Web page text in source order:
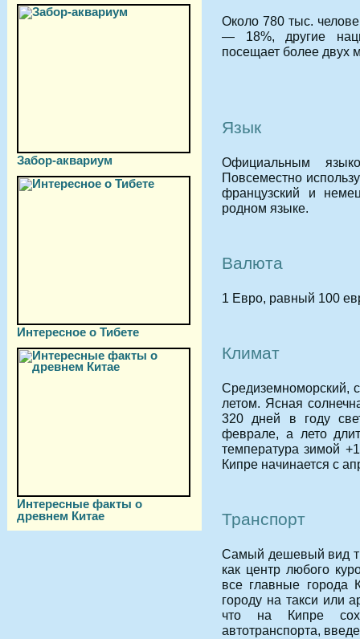
Забор-аквариум
Интересное о Тибете
Интересные факты о
древнем Китае
Около 780 тыс.
— 18%, другие
посещает более двух
Язык
Официальным
Повсеместно
французский и
родном языке.
Валюта
1 Евро, равный 100
Климат
Средиземноморский,
летом. Ясная
320 дней в году
феврале, а лето
температура зимой
Кипре начинается с
Транспорт
Самый дешевый вид
как центр любого
все главные города
городу на такси или
что на Кипре
автотранспорта,